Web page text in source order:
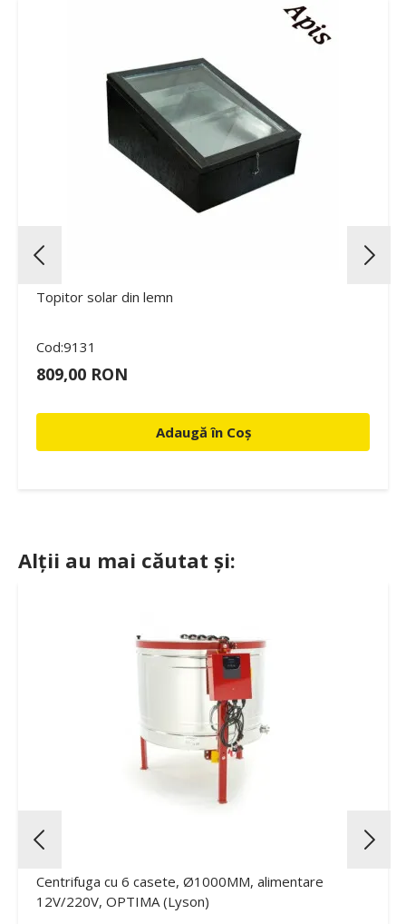
Topitor solar din lemn
Cod:9131
809,00 RON
Adaugă în Coș
Alții au mai căutat și:
Centrifuga cu 6 casete, Ø1000MM, alimentare
12V/220V, OPTIMA (Lyson)